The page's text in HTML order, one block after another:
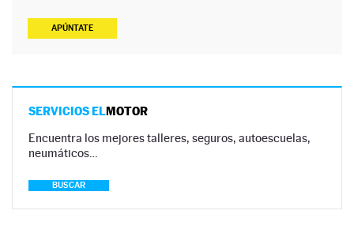
APÚNTATE
SERVICIOS ELMOTOR
Encuentra los mejores talleres, seguros, autoescuelas,
neumáticos…
BUSCAR